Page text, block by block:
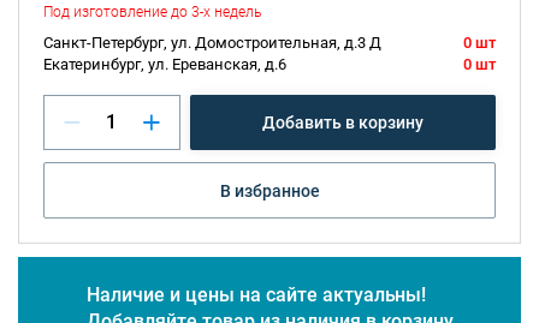
Под изготовление до 3-х недель
Санкт-Петербург, ул. Домостроительная, д.3 Д
0 шт
Екатеринбург, ул. Ереванская, д.6
0 шт
Добавить в корзину
В избранное
Наличие и цены на сайте актуальны!